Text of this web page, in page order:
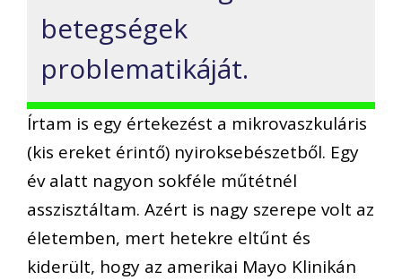
betegségek
problematikáját.
Írtam is egy értekezést a mikrovaszkuláris
(kis ereket érintő) nyiroksebészetből. Egy
év alatt nagyon sokféle műtétnél
asszisztáltam. Azért is nagy szerepe volt az
életemben, mert hetekre eltűnt és
kiderült, hogy az amerikai Mayo Klinikán